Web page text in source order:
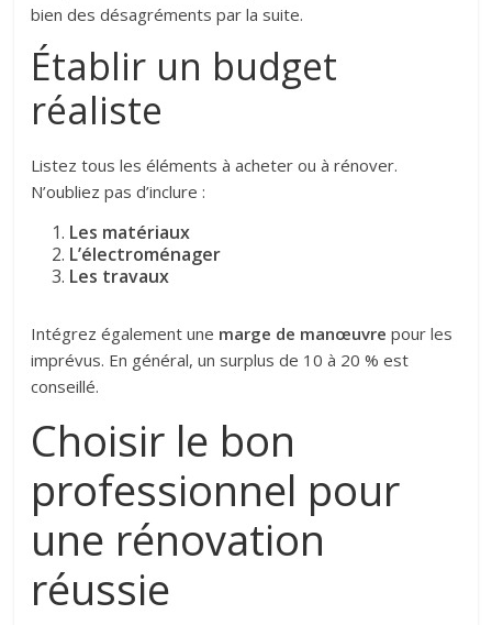
bien des désagréments par la suite.
Établir un budget
réaliste
Listez tous les éléments à acheter ou à rénover.
N’oubliez pas d’inclure :
Les matériaux
L’électroménager
Les travaux
Intégrez également une marge de manœuvre pour les
imprévus. En général, un surplus de 10 à 20 % est
conseillé.
Choisir le bon
professionnel pour
une rénovation
réussie